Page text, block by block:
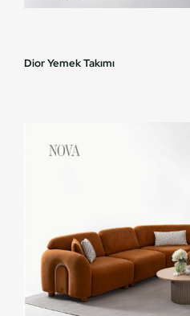
Dior Yemek Takımı